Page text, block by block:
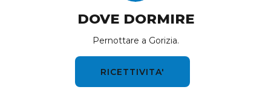
DOVE DORMIRE
Pernottare a Gorizia.
RICETTIVITA'